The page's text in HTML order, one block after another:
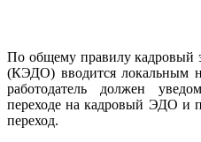
По общему правилу кадровый
(КЭДО) вводится локальным
работодатель должен
переходе на кадровый ЭДО и
переход.